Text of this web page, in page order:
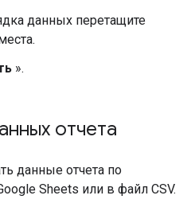
данных перетащите
».
отчета
данные отчета по
Sheets или в файл CSV.